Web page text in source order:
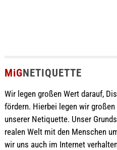
MiGNETIQUETTE
Wir legen großen Wert darauf,
fördern. Hierbei legen wir
unserer Netiquette. Unser
realen Welt mit den Menschen
wir uns auch im Internet